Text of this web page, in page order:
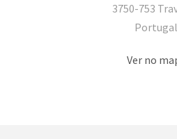
3750-753
Portugal
Ver no